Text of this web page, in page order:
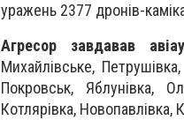
уражень 2377 дронів-
Агресор завдавав
Михайлівське,
Покровськ, Яблунівка,
Котлярівка, Новопавлівка,